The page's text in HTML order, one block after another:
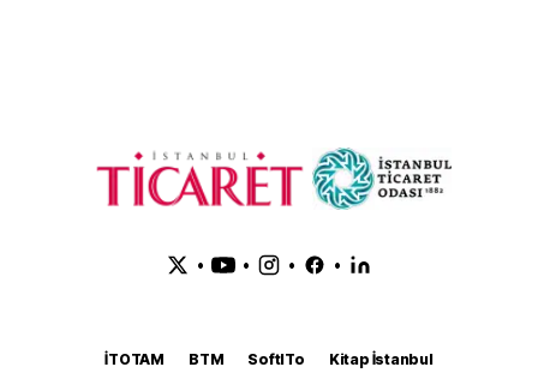
• • • •
İTOTAM BTM SoftITo
Kitap İstanbul